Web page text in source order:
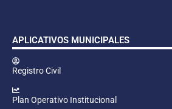
APLICATIVOS MUNICIPALES
Registro Civil
Plan Operativo Institucional